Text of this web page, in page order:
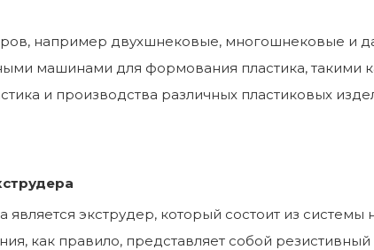
например двухшнековые, многошнековые и
машинами для формования пластика, такими
и производства различных пластиковых
экструдер, который состоит из
как правило, представляет собой